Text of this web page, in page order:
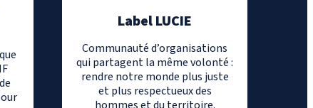
Label LUCIE
Communauté d’organisations
qui partagent la même volonté :
rendre notre monde plus juste
et plus respectueux des